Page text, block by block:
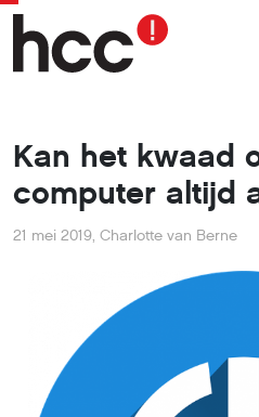
Kan het kwaad
computer altijd
21 mei 2019, Charlotte van Berne